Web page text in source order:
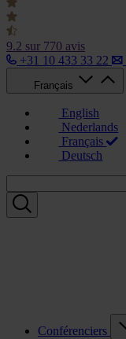
9.2 sur 770 avis
+31 10 433 33 22
Français
English
Nederlands
Français
Deutsch
Conférenciers